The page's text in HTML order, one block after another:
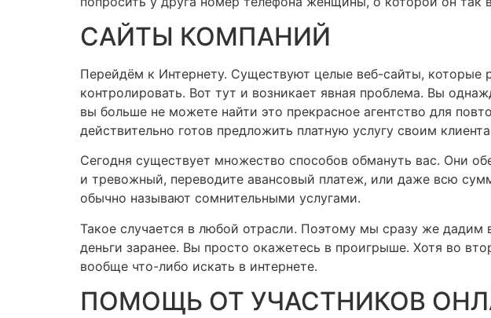
САЙТЫ КОМПАНИЙ
Перейдём к Интернету. Существуют целые веб-сайты,
контролировать. Вот тут и возникает явная проблема. Вы
вы больше не можете найти это прекрасное агентство для
действительно готов предложить платную услугу своим
Сегодня существует множество способов обмануть вас. Они
и тревожный, переводите авансовый платеж, или даже всю
обычно называют сомнительными услугами.
Такое случается в любой отрасли. Поэтому мы сразу же
деньги заранее. Вы просто окажетесь в проигрыше. Хотя во
вообще что-либо искать в интернете.
ПОМОЩЬ ОТ УЧАСТНИКОВ